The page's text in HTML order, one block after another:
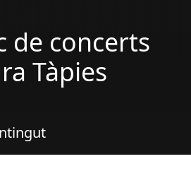
de concerts
Tàpies